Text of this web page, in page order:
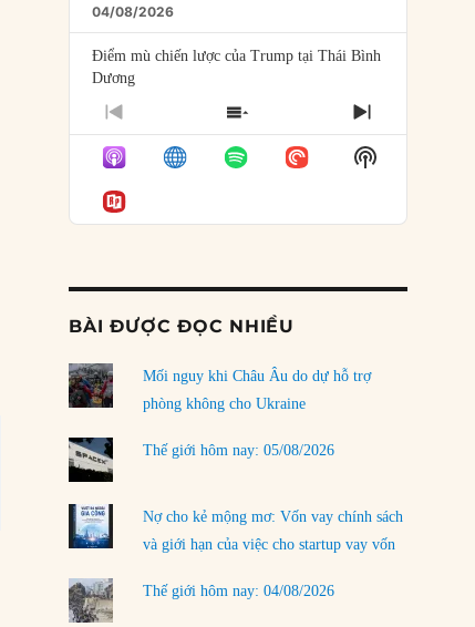
04/08/2026
Điểm mù chiến lược của Trump tại Thái Bình
Dương
03/08/2026
Đặt cược vào thất bại: Các quỹ đầu tư mạo
hiểm quốc gia và khía cạnh chính trị của vốn
rủi ro
02/08/2026
01/08/2026
Chiến lược kế tiếp của Bắc Kinh ở Biển Đông
Trật tự thế giới mới: Các nước nhỏ sẽ luôn
30/07/2026
tròn thân cận của mình
29/07/2026
Chiến dịch ‘siêu cường drone’ có giúp
Ukraine xoay chuyển cục diện chiến trường?
PREVIOUS
EPISODE
SHOW
EPISODES
LIST
NEXT
EPISODE
Show
Podcast
BÀI ĐƯỢC ĐỌC NHIỀU
Mối nguy khi Châu Âu do dự hỗ trợ
phòng không cho Ukraine
Thế giới hôm nay: 05/08/2026
Nợ cho kẻ mộng mơ: Vốn vay chính sách
và giới hạn của việc cho startup vay vốn
Thế giới hôm nay: 04/08/2026